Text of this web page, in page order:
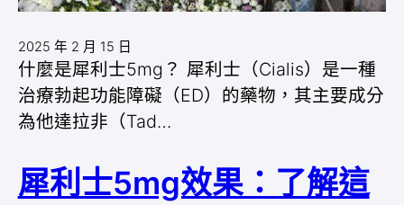
2025 年 2 月 15 日
什麼是犀利士5mg？ 犀利士（Cialis）是一種
治療勃起功能障礙（ED）的藥物，其主要成分
為他達拉非（Tad…
犀利士5mg效果：了解這